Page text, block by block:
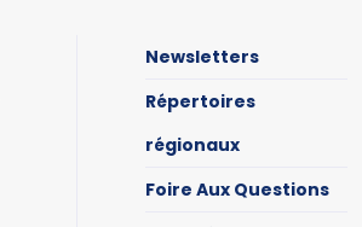
Newsletters
Répertoires
régionaux
Foire Aux Questions